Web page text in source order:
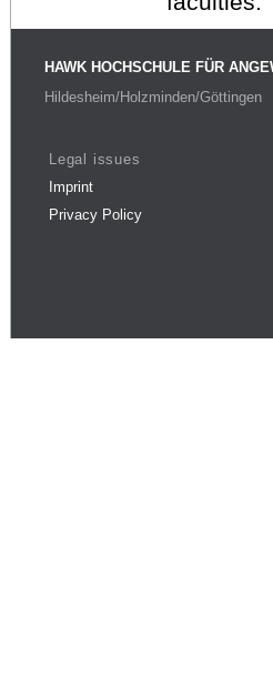
HAWK HOCHSCHULE FÜR
Hildesheim/Holzminden/Göttingen
Legal issues
Imprint
Privacy Policy